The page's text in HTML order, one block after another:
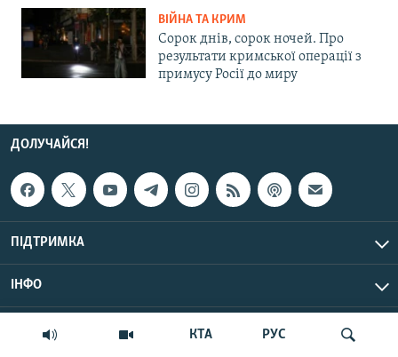
КТА РУС
ВІЙНА ТА КРИМ
Сорок днів, сорок ночей. Про
результати кримської операції з
примусу Росії до миру
ДОЛУЧАЙСЯ!
ПІДТРИМКА
ІНФО
© Крим.Реалії, 2026 | Усі права застережено.